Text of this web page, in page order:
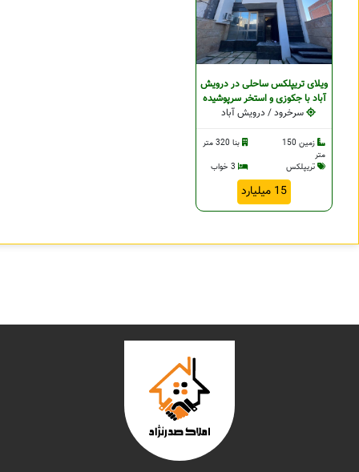
ویلای تریپلکس ساحلی در درویش
آباد با جکوزی و استخر سرپوشیده
سرخرود / درویش آباد
زمین 150
متر
بنا 320 متر
تریپلکس
15 میلیارد